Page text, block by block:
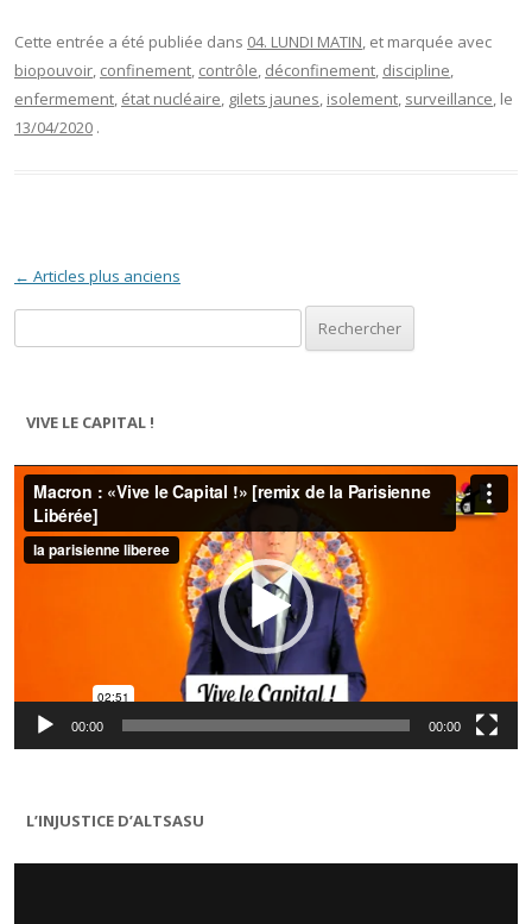
Cette entrée a été publiée dans 04. LUNDI MATIN, et marquée avec
biopouvoir, confinement, contrôle, déconfinement, discipline,
enfermement, état nucléaire, gilets jaunes, isolement, surveillance, le
13/04/2020 .
Navigation des articles
← Articles plus anciens
VIVE LE CAPITAL !
Lecteur
vidéo
00:00 00:00
L’INJUSTICE D’ALTSASU
Lecteur